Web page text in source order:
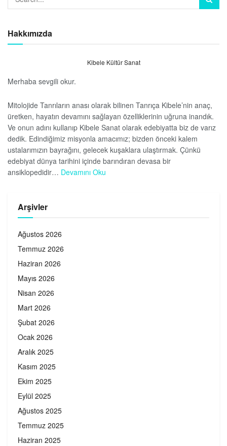
Hakkımızda
Kibele Kültür Sanat
Merhaba sevgili okur.
Mitolojide Tanrıların anası olarak bilinen Tanrıça Kibele’nin anaç,
üretken, hayatın devamını sağlayan özelliklerinin uğruna inandık.
Ve onun adını kullanıp Kibele Sanat olarak edebiyatta biz de varız
dedik. Edindiğimiz misyonla amacımız; bizden önceki kalem
ustalarımızın bayrağını, gelecek kuşaklara ulaştırmak. Çünkü
edebiyat dünya tarihini içinde barındıran devasa bir
ansiklopedidir… Devamını Oku
Arşivler
Ağustos 2026
Temmuz 2026
Haziran 2026
Mayıs 2026
Nisan 2026
Mart 2026
Şubat 2026
Ocak 2026
Aralık 2025
Kasım 2025
Ekim 2025
Eylül 2025
Ağustos 2025
Temmuz 2025
Haziran 2025